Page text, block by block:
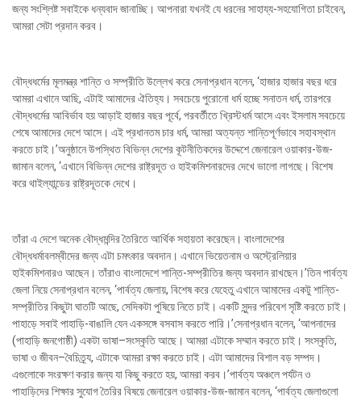
জন্য সংশ্লিষ্ট সবাইকে ধন্যবাদ জানাচ্ছি। আপনারা যখনই যে ধরনের সাহায্য-সহযোগিতা চাইবেন,
আমরা সেটা প্রদান করব।
বৌদ্ধধর্মের মূলমন্ত্র শান্তি ও সম্প্রীতি উল্লেখ করে সেনাপ্রধান বলেন, ‘হাজার হাজার বছর ধরে
আমরা এখানে আছি, এটাই আমাদের ঐতিহ্য। সবচেয়ে পুরোনো ধর্ম হচ্ছে সনাতন ধর্ম, তারপরে
বৌদ্ধধর্মের আবির্ভাব হয় আড়াই হাজার বছর পূর্বে, পরবর্তীতে খ্রিস্টধর্ম আসে এবং ইসলাম সবচেয়ে
শেষে আমাদের দেশে আসে। এই প্রধানতম চার ধর্ম, আমরা অত্যন্ত শান্তিপূর্ণভাবে সহাবস্থান
করতে চাই।’অনুষ্ঠানে উপস্থিত বিভিন্ন দেশের কূটনীতিকদের উদ্দেশে জেনারেল ওয়াকার-উজ-
জামান বলেন, ‘এখানে বিভিন্ন দেশের রাষ্ট্রদূত ও হাইকমিশনারদের দেখে ভালো লাগছে। বিশেষ
করে থাইল্যান্ডের রাষ্ট্রদূতকে দেখে।
তাঁরা এ দেশে অনেক বৌদ্ধমন্দির তৈরিতে আর্থিক সহায়তা করেছেন। বাংলাদেশের
বৌদ্ধধর্মাবলম্বীদের জন্য এটা চমৎকার অবদান। এখানে ভিয়েতনাম ও অস্ট্রেলিয়ার
হাইকমিশনারও আছেন। তাঁরাও বাংলাদেশে শান্তি-সম্প্রীতির জন্য অবদান রাখছেন।’তিন পার্বত্য
জেলা নিয়ে সেনাপ্রধান বলেন, ‘পার্বত্য জেলায়, বিশেষ করে যেহেতু এখানে আমাদের একটু শান্তি-
সম্প্রীতির কিছুটা ঘাতটি আছে, সেদিকটা পুষিয়ে নিতে চাই। একটি সুন্দর পরিবেশ সৃষ্টি করতে চাই।
পাহাড়ে সবাই পাহাড়ি-বাঙালি যেন একসঙ্গে বসবাস করতে পারি।’সেনাপ্রধান বলেন, ‘আপনাদের
(পাহাড়ি জনগোষ্ঠী) একটা ভাষা–সংস্কৃতি আছে। আমরা এটাকে সম্মান করতে চাই। সংস্কৃতি,
ভাষা ও জীবন–বৈচিত্র্য, এটাকে আমরা রক্ষা করতে চাই। এটা আমাদের বিশাল বড় সম্পদ।
এগুলোকে সংরক্ষণ করার জন্য যা কিছু করতে হয়, আমরা করব।’পার্বত্য অঞ্চলে পর্যটন ও
পাহাড়িদের শিক্ষার সুযোগ তৈরির বিষয়ে জেনারেল ওয়াকার-উজ-জামান বলেন, ‘পার্বত্য জেলাগুলো